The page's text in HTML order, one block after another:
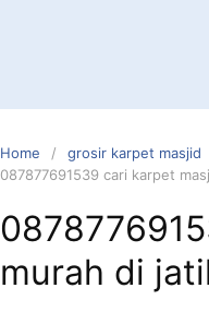
Home
grosir karpet masjid
087877691539 cari karpet
murah di